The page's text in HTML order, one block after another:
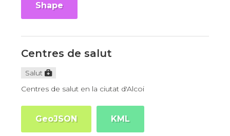
Shape
Centres de salut
Salut
Centres de salut en la ciutat d'Alcoi
GeoJSON KML